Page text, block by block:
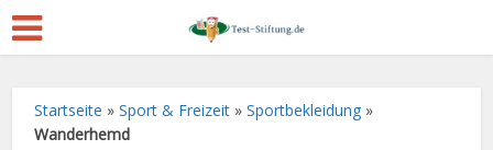
Startseite »Sport & Freizeit »Sportbekleidung »
Wanderhemd